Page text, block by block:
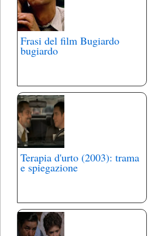
Frasi del film Bugiardo
bugiardo
Terapia d'urto (2003): trama
e spiegazione